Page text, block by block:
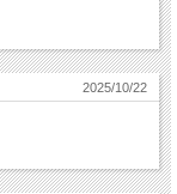
2025/10/22